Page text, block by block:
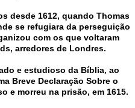
desde 1612, quando Thomas
se refugiara da perseguição
com os que voltaram
arredores de Londres.
e estudioso da Bíblia, ao
Breve Declaração Sobre o
e morreu na prisão, em 1615.